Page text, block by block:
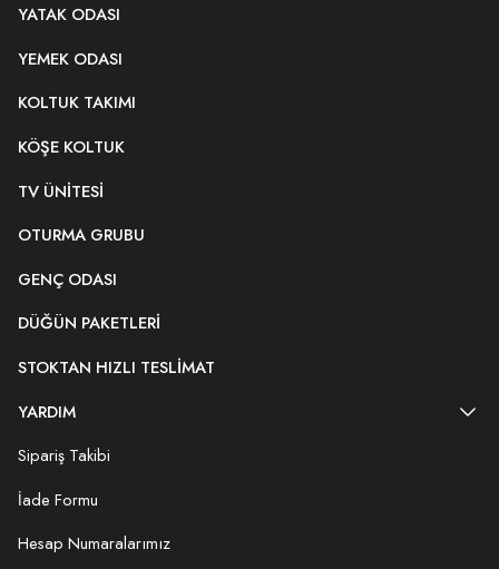
YATAK ODASI
YEMEK ODASI
KOLTUK TAKIMI
KÖŞE KOLTUK
TV ÜNITESI
OTURMA GRUBU
GENÇ ODASI
DÜĞÜN PAKETLERI
STOKTAN HIZLI TESLIMAT
YARDIM
Sipariş Takibi
İade Formu
Hesap Numaralarımız